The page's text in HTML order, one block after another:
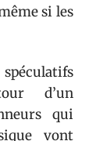
si les
d’un
qui
vont